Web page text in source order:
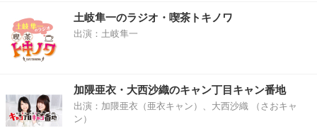
土岐隼一のラジオ・喫茶トキノワ
出演：土岐隼一
加隈亜衣・大西沙織のキャン丁目キャン番地
出演：加隈亜衣（亜衣キャン）、大西沙織 （さおキャ
ン）